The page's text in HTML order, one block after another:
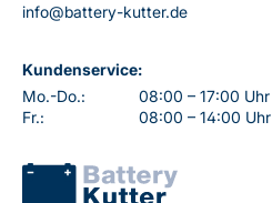
info@battery-kutter.de
Kundenservice:
Mo.-Do.:
08:00 – 17:00 Uhr
Fr.:
08:00 – 14:00 Uhr